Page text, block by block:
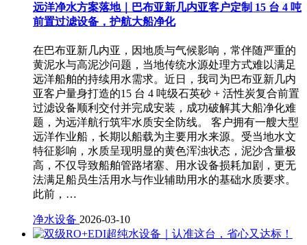
远洋净水方案落地｜巴布亚新几内亚客户定制 15 台 4 吨
前置过滤设备，护航大船净化
在巴布亚新几内亚，因地质与气候影响，常伴随严重的
黄泥水与高泥沙问题，当地传统水源处理方式难以满足
远洋船舶的持续用水需求。近日，我司为巴布亚新几内
亚客户量身打造的15 台 4 吨级石英砂 + 活性炭复合前置
过滤设备顺利交付并完成安装，成功破解其大船净化难
题，为远洋航行筑牢水质安全防线。 客户拥有一艘大型
远洋作业船，长期以船载为主要用水来源。受当地水文
特征影响，水质呈现明显的黄色浑浊状态，泥沙含量极
高，不仅导致船舶管路堵塞、用水设备损耗加剧，更无
法满足船员生活用水与作业辅助用水的基础水质要求。
此前，…
净水设备 2026-03-10